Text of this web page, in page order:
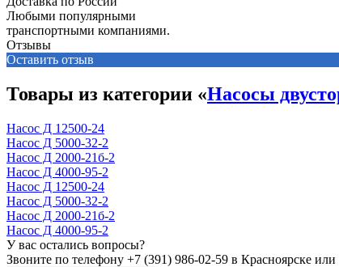
Любыми популярными
транспортными компаниями.
Отзывы
Оставить отзыв
Товары из категории «Насосы
Насос Д 12500-24
Насос Д 5000-32-2
Насос Д 2000-21б-2
Насос Д 4000-95-2
Насос Д 12500-24
Насос Д 5000-32-2
Насос Д 2000-21б-2
Насос Д 4000-95-2
У вас остались вопросы?
Звоните по телефону +7 (391) 986-02-59 в Красноярске или